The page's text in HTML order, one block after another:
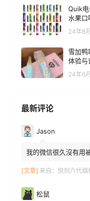
Quik
水果口
24年8
雪加鸭
体验与
24年6
最新评论
Jason
我的微信很久沒有用
[文章] 来自： 悦刻六代烟
松鼠